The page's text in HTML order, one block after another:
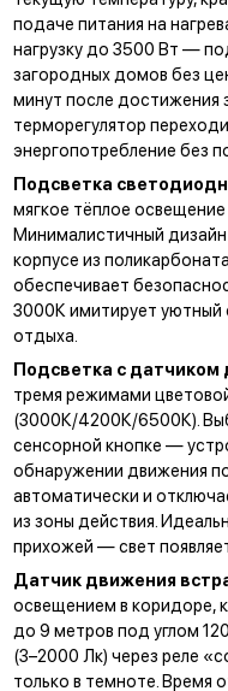
подаче питания на
нагрузку до 3500 Вт —
загородных домов без
минут после достижения
терморегулятор
энергопотребление без
Подсветка
мягкое тёплое
Минималистичный
корпусе из
обеспечивает
3000К имитирует уютный
отдыха.
Подсветка с датчиком
тремя режимами
(3000К/4200К/6500К).
сенсорной кнопке —
обнаружении движения
автоматически и
из зоны действия.
прихожей — свет
Датчик движения
освещением в коридоре,
до 9 метров под углом
(3–2000 Лк) через реле
только в темноте. Время